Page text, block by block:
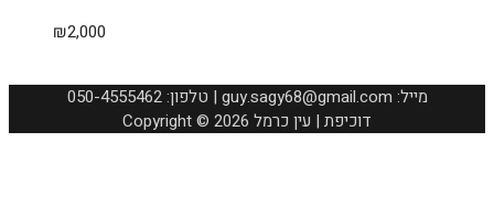
₪2,000
050-4555462 :טלפון | guy.sagy68@gmail.com :מייל
Copyright © 2026 דוכיפת | עין כרמל